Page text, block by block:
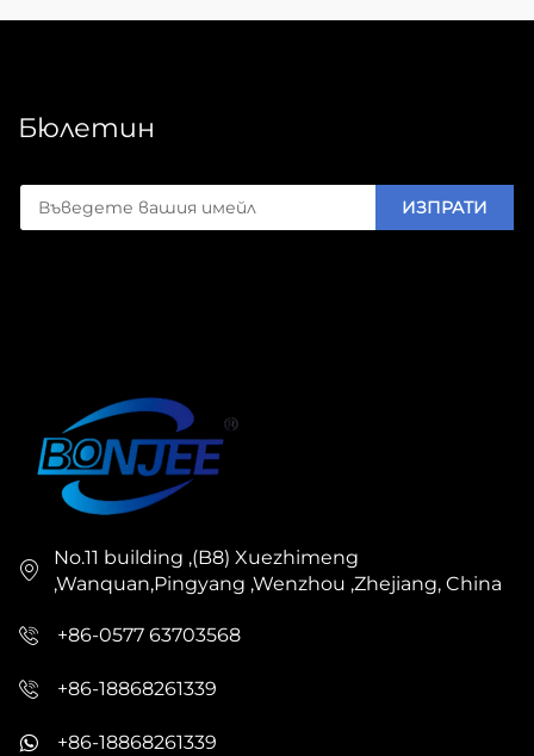
Бюлетин
ИЗПРАТИ
No.11 building ,(B8) Xuezhimeng
,Wanquan,Pingyang ,Wenzhou ,Zhejiang, China
+86-0577 63703568
+86-18868261339
+86-18868261339